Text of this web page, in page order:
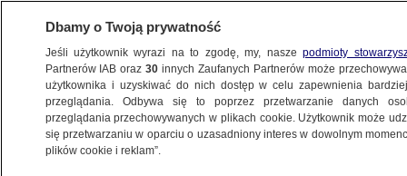
BIZNES
PIENIĄDZE
Dbamy o Twoją prywatność
Jeśli użytkownik wyrazi na to zgodę, my, naszepodmioty
Partnerów IAB oraz30 innych Zaufanych Partnerów może
użytkownika i uzyskiwać do nich dostęp w celu zapewnienia
przeglądania. Odbywa się to poprzez przetwarzanie danych
przeglądania przechowywanych w plikach cookie. Użytkownik może
się przetwarzaniu w oparciu o uzasadniony interes w dowolnym
plików cookie i reklam”.